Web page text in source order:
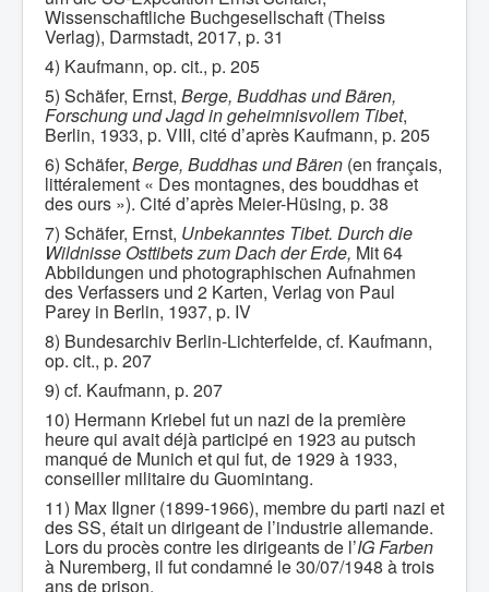
Wissenschaftliche Buchgesellschaft (Theiss
Verlag), Darmstadt, 2017, p. 31
4) Kaufmann, op. cit., p. 205
5) Schäfer, Ernst, Berge, Buddhas und Bären,
Forschung und Jagd in geheimnisvollem Tibet,
Berlin, 1933, p. VIII, cité d’après Kaufmann, p. 205
6) Schäfer, Berge, Buddhas und Bären (en français,
littéralement « Des montagnes, des bouddhas et
des ours »). Cité d’après Meier-Hüsing, p. 38
7) Schäfer, Ernst, Unbekanntes Tibet. Durch die
Wildnisse Osttibets zum Dach der Erde, Mit 64
Abbildungen und photographischen Aufnahmen
des Verfassers und 2 Karten, Verlag von Paul
Parey in Berlin, 1937, p. IV
8) Bundesarchiv Berlin-Lichterfelde, cf. Kaufmann,
op. cit., p. 207
9) cf. Kaufmann, p. 207
10) Hermann Kriebel fut un nazi de la première
heure qui avait déjà participé en 1923 au putsch
manqué de Munich et qui fut, de 1929 à 1933,
conseiller militaire du Guomintang.
11) Max Ilgner (1899-1966), membre du parti nazi et
des SS, était un dirigeant de l’industrie allemande.
Lors du procès contre les dirigeants de l’IG Farben
à Nuremberg, il fut condamné le 30/07/1948 à trois
ans de prison.